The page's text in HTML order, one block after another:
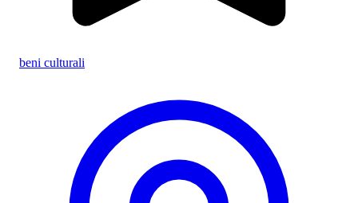
beni culturali